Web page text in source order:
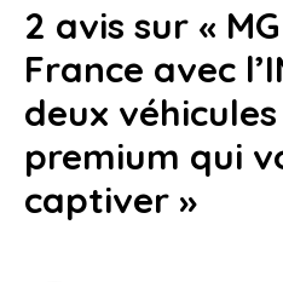
2 avis sur «
France avec
deux
premium qui
captiver »